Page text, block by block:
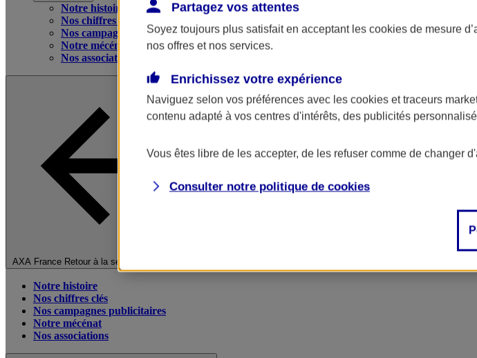
Notre histoire
Nos chiffres clés
Nos campagnes publicitaires
Notre mécénat
Nos associations
AXA France Retour à la section précédente
Notre histoire
Nos chiffres clés
Nos campagnes publicitaires
Notre mécénat
Nos associations
Partagez vos attentes
Soyez toujours plus satisfait en acceptant les cookies de mesure
nos offres et nos services.
Enrichissez votre expérience
Naviguez selon vos préférences avec les cookies et traceurs
contenu adapté à vos centres d'intérêts, des publicités
Vous êtes libre de les accepter, de les refuser comme de changer
Consulter notre politique de cookies